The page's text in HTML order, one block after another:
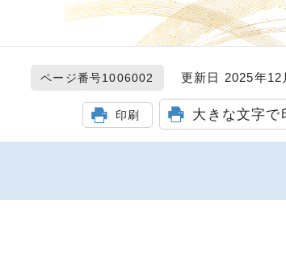
ページ番号1006002 更新日 2025年12
印刷 大きな文字で